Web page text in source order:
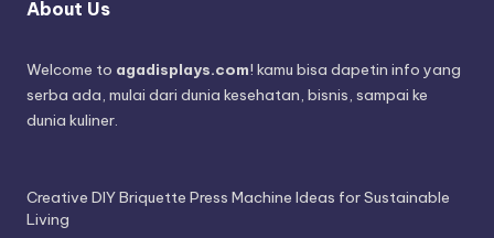
About Us
Welcome to agadisplays.com! kamu bisa dapetin info yang
serba ada, mulai dari dunia kesehatan, bisnis, sampai ke
dunia kuliner.
Creative DIY Briquette Press Machine Ideas for Sustainable
Living